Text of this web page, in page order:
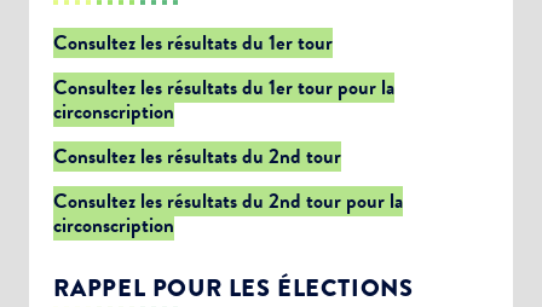
Consultez les résultats du 1er tour
Consultez les résultats du 1er tour pour la
circonscription
Consultez les résultats du 2nd tour
Consultez les résultats du 2nd tour pour la
circonscription
RAPPEL POUR LES ÉLECTIONS